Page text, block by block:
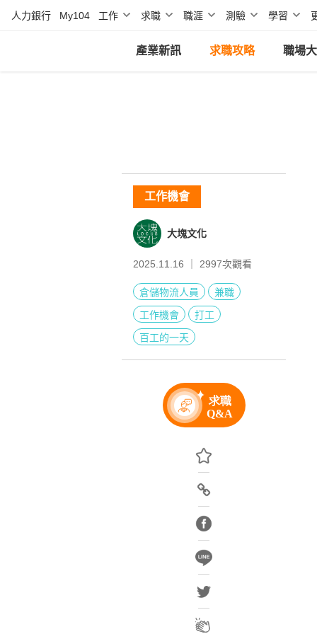
人力銀行 My104 工作 求職 職涯 測驗 學習
產業新訊 求職攻略 職場
工作機會
大塊文化
2025.11.16 ｜ 2997次觀看
倉儲物流人員
兼職
工作機會
打工
百工的一天